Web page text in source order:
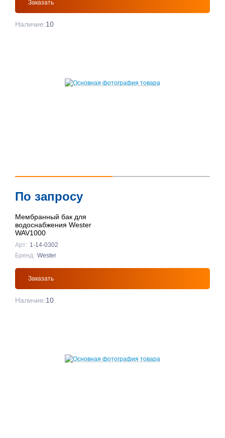
Заказать
Наличие:10
По запросу
Мембранный бак для
водоснабжения Wester
WAV1000
Арт: 1-14-0302
Бренд: Wester
Заказать
Наличие:10